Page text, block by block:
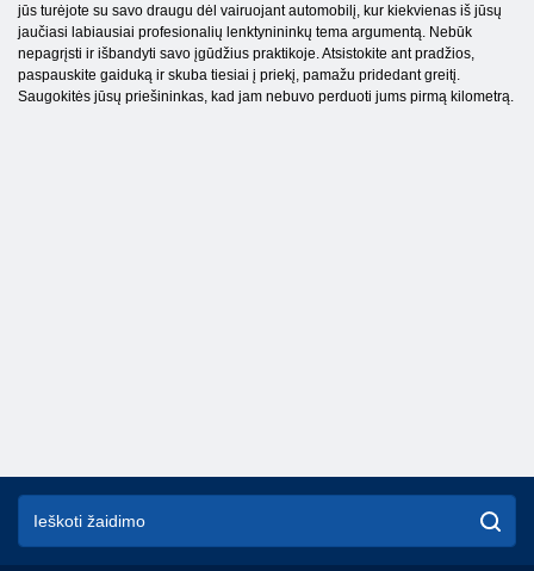
jūs turėjote su savo draugu dėl vairuojant automobilį, kur kiekvienas iš jūsų
jaučiasi labiausiai profesionalių lenktynininkų tema argumentą. Nebūk
nepagrįsti ir išbandyti savo įgūdžius praktikoje. Atsistokite ant pradžios,
paspauskite gaiduką ir skuba tiesiai į priekį, pamažu pridedant greitį.
Saugokitės jūsų priešininkas, kad jam nebuvo perduoti jums pirmą kilometrą.